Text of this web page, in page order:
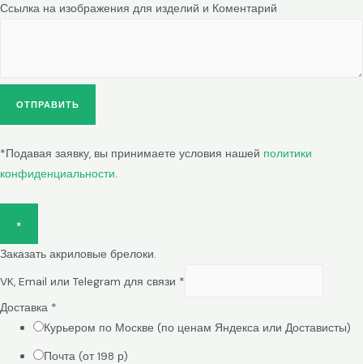
Ссылка на изображения для изделий и Коментарий
ОТПРАВИТЬ
*Подавая заявку, вы принимаете условия нашей политики
конфиденциальности.
×
Заказать акриловые брелоки.
VK, Email или Telegram для связи *
Доставка *
Курьером по Москве (по ценам Яндекса или Достависты)
Почта (от 198 р)